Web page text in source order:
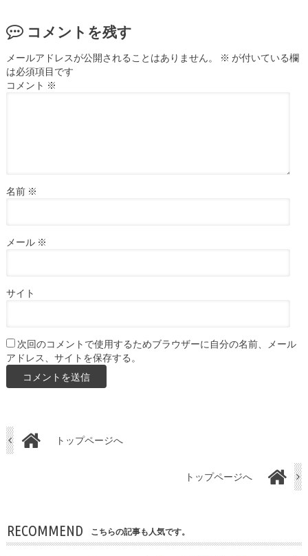
コメントを残す
メールアドレスが公開されることはありません。 ※ が付いている欄
は必須項目です
コメント ※
名前 ※
メール ※
サイト
次回のコメントで使用するためブラウザーに自分の名前、メール
アドレス、サイトを保存する。
トップページへ
トップページへ
RECOMMEND こちらの記事も人気です。